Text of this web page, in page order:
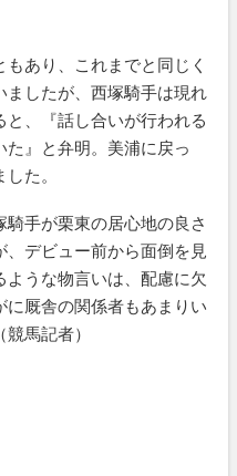
あり、これまでと同じく
ましたが、西塚騎手は現れ
と、『話し合いが行われる
』と弁明。美浦に戻っ
た。
手が栗東の居心地の良さ
、デビュー前から面倒を見
うな物言いは、配慮に欠
に厩舎の関係者もあまりい
馬記者）